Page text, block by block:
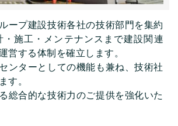
ープ建設技術各社の技術部門を集約
・施工・メンテナンスまで建設関連
営する体制を確立します。
ンターとしての機能も兼ね、技術社
す。
総合的な技術力のご提供を強化いた